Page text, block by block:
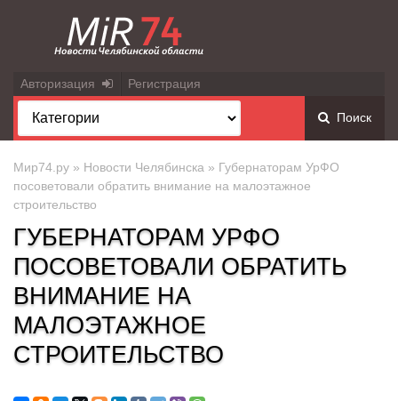
Авторизация Регистрация
Поиск
Мир74.ру » Новости Челябинска » Губернаторам УрФО
посоветовали обратить внимание на малоэтажное
строительство
ГУБЕРНАТОРАМ УРФО
ПОСОВЕТОВАЛИ ОБРАТИТЬ
ВНИМАНИЕ НА
МАЛОЭТАЖНОЕ
СТРОИТЕЛЬСТВО